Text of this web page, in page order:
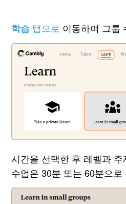
학습 탭으로 이동하여 그룹
시간을 선택한 후 레벨과
수업은 30분 또는 60분으로